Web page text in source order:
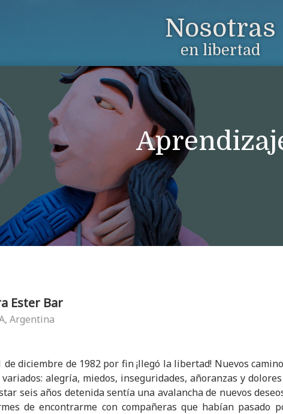
Nosotras
en libertad
Ester Bar
Argentina
de diciembre de 1982 por fin ¡llegó la libertad! Nuevos
variados: alegría, miedos, inseguridades, añoranzas y
seis años detenida sentía una avalancha de nuevos
de encontrarme con compañeras que habían pasado